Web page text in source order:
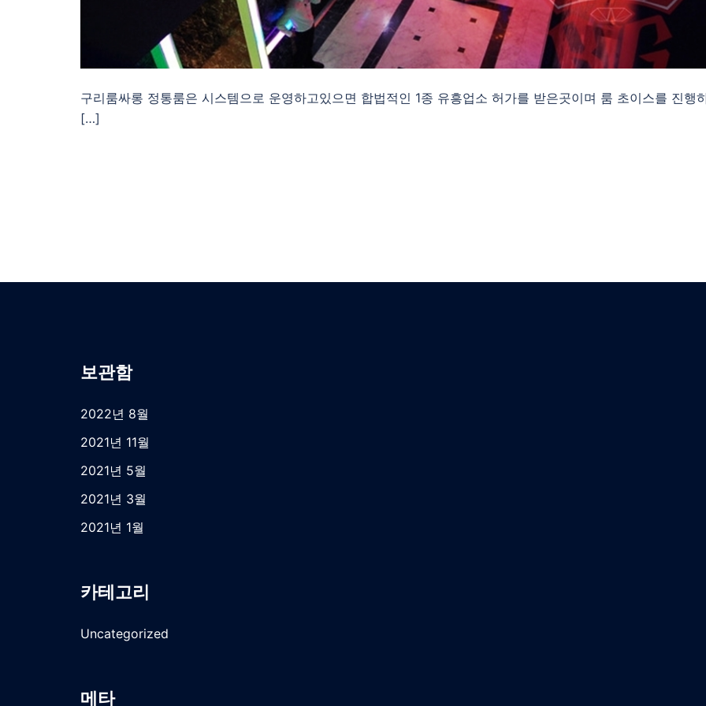
구리룸싸롱 정통룸은 시스템으로 운영하고있으면 합법적인 1종 유흥업소 허가를 받은곳이며 룸 초이스를 진행
[…]
보관함
2022년 8월
2021년 11월
2021년 5월
2021년 3월
2021년 1월
카테고리
Uncategorized
메타